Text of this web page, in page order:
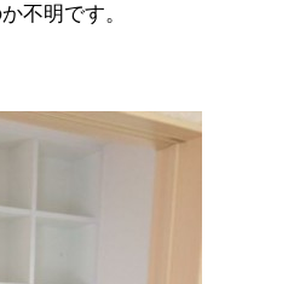
不明です。